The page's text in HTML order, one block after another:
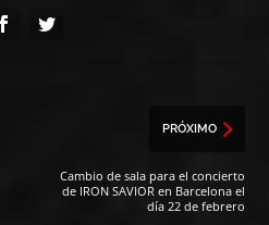
PRÓXIMO
Cambio de sala para el concierto
de IRON SAVIOR en Barcelona el
día 22 de febrero